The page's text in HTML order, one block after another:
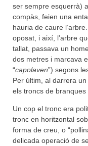
ser sempre esquerrà)
compàs, feien una
hauria de caure
oposat, i així, l’arbre
tallat, passava un
dos metres i marcava
“capolaven”) segons
Per últim, al darrera
els troncs de branques
Un cop el tronc era
tronc en horitzontal
forma de creu, o
delicada operació de